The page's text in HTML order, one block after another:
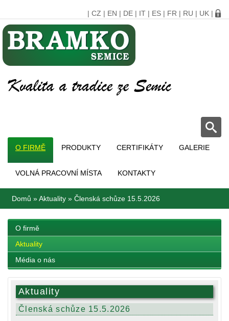
| CZ | EN | DE | IT | ES | FR | RU | UK |
O FIRMĚ PRODUKTY CERTIFIKÁTY GALERIE
VOLNÁ PRACOVNÍ MÍSTA KONTAKTY
Domů »Aktuality » Členská schůze 15.5.2026
O firmě
Aktuality
Média o nás
Aktuality
Členská schůze 15.5.2026